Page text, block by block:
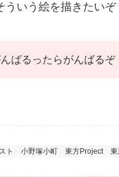
ういう絵を描きたいぞ
ばるったらがんばるぞ
ト 小野塚小町 東方Project